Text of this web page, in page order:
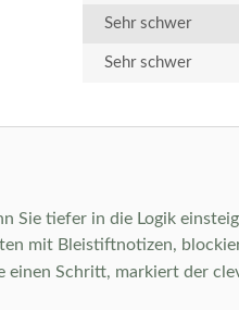
Sehr schwer
Sehr schwer
Sie tiefer in die Logik
mit Bleistiftnotizen,
Schritt, markiert der